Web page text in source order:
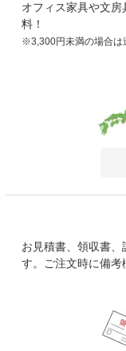
オフィス家具や文
料！
※3,300円未満の場合は
お見積書、領収書、
す。ご注文時に備考